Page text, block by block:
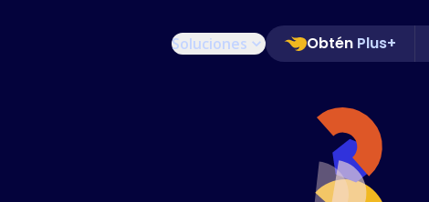
Soluciones Obtén Plus+